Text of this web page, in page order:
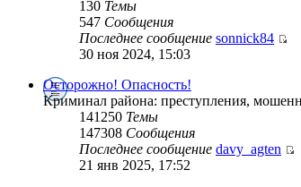
130 Темы
547 Сообщения
Последнее сообщение sonnick84
30 ноя 2024, 15:03
Осторожно! Опасность!
Криминал района: преступления,
141250 Темы
147308 Сообщения
Последнее сообщение davy_agten
21 янв 2025, 17:52